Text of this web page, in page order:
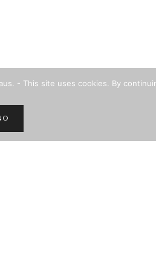
- This site uses cookies. By